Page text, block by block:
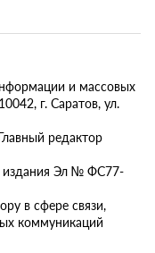
и массовых
г. Саратов, ул.
редактор
издания Эл № ФС77-
в сфере связи,
коммуникаций